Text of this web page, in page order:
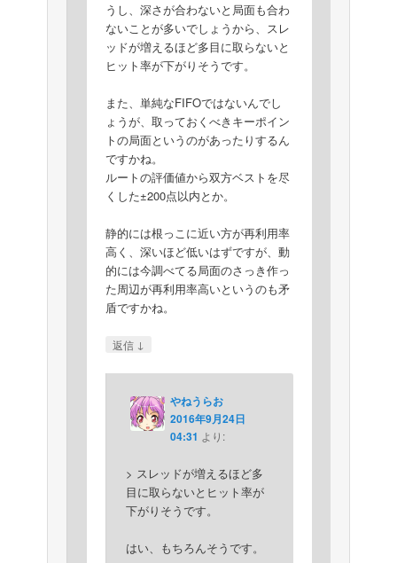
うし、深さが合わないと局面も合わ
ないことが多いでしょうから、スレ
ッドが増えるほど多目に取らないと
ヒット率が下がりそうです。
また、単純なFIFOではないんでし
ょうが、取っておくべきキーポイン
トの局面というのがあったりするん
ですかね。
ルートの評価値から双方ベストを尽
くした±200点以内とか。
静的には根っこに近い方が再利用率
高く、深いほど低いはずですが、動
的には今調べてる局面のさっき作っ
た周辺が再利用率高いというのも矛
盾ですかね。
返信 ↓
やねうらお
2016年9月24日
04:31 より:
> スレッドが増えるほど多
目に取らないとヒット率が
下がりそうです。
はい、もちろんそうです。